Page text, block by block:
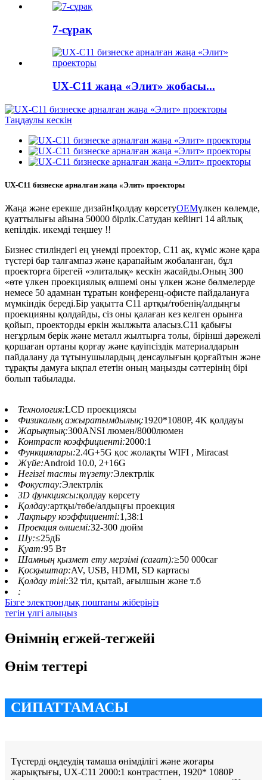
7-сұрақ
UX-C11 жаңа «Элит» жобасы...
UX-C11 бизнеске арналған жаңа «Элит» проекторы
Жаңа және ерекше дизайн!қолдау көрсетуOEMүлкен көлемде,
қуаттылығы айына 50000 бірлік.Сатудан кейінгі 14 айлық
кепілдік. икемді теңшеу !!
Бизнес стиліндегі ең үнемді проектор, C11 ақ, күміс және қара
түстері бар талғампаз және қарапайым жобаланған, бұл
проекторға бірегей «элиталық» кескін жасайды.Оның 300
«өте үлкен проекциялық өлшемі оны үлкен және бөлмелерде
немесе 50 адамнан тұратын конференц-офисте пайдалануға
мүмкіндік береді.Бір уақытта C11 артқы/төбенің/алдыңғы
проекцияны қолдайды, сіз оны қалаған кез келген орынға
қойып, проекторды еркін жылжыта аласыз.C11 қабығы
неғұрлым берік және металл жылтырға толы, бірінші дәрежелі
қоршаған ортаны қорғау және қауіпсіздік материалдарын
пайдалану да тұтынушылардың денсаулығын қорғайтын және
тұрақты дамуға ықпал ететін оның маңызды сәттерінің бірі
болып табылады.
Технология:LCD проекциясы
Физикалық ажыратымдылық:1920*1080P, 4K қолдауы
Жарықтық:300ANSI люмен/8000люмен
Контраст коэффициенті:2000:1
Функциялары:2.4G+5G қос жолақты WIFI , Miracast
Жүйе:Android 10.0, 2+16G
Негізгі тасты түзету:Электрлік
Фокустау:Электрлік
3D функциясы:қолдау көрсету
Қолдау:артқы/төбе/алдыңғы проекция
Лақтыру коэффициенті:1,38:1
Проекция өлшемі:32-300 дюйм
Шу:≤25дБ
Қуат:95 Вт
Шамның қызмет ету мерзімі (сағат):≥50 000сағ
Қосқыштар:AV, USB, HDMI, SD картасы
Қолдау тілі:32 тіл, қытай, ағылшын және т.б
:
Бізге электрондық поштаны жіберіңіз
тегін үлгі алыңыз
Өнімнің егжей-тегжейі
Өнім тегтері
СИПАТТАМАСЫ
Түстерді өңдеудің тамаша өнімділігі және жоғары
жарықтығы, UX-C11 2000:1 контрастпен, 1920* 1080P